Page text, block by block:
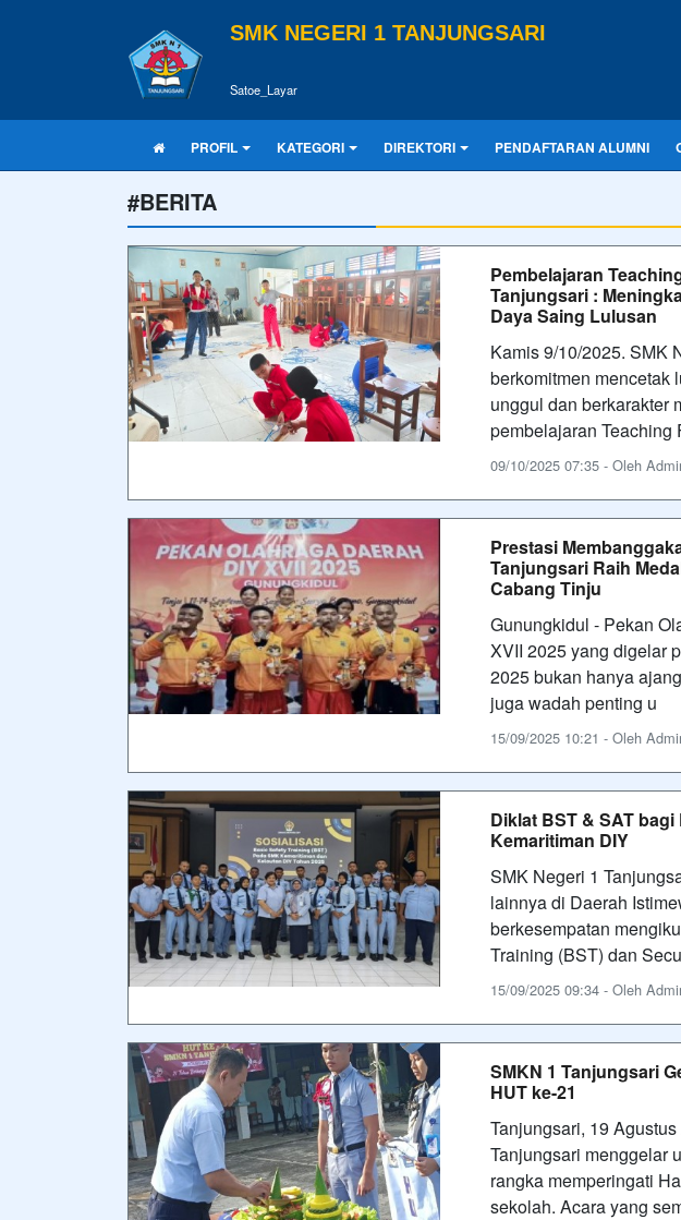
SMK NEGERI 1 TANJUNGSARI
Satoe_Layar
PROFIL KATEGORI DIREKTORI PENDAFTARAN ALUMNI
#BERITA
Pembelajaran
Tanjungsari :
Daya Saing Lulusan
Kamis 9/10/2025. SMK
berkomitmen mencetak
unggul dan berkarakter
pembelajaran Teaching
09/10/2025 07:35 - Oleh
Prestasi
Tanjungsari Raih
Cabang Tinju
Gunungkidul - Pekan
XVII 2025 yang digelar
2025 bukan hanya
juga wadah penting u
15/09/2025 10:21 - Oleh
Diklat BST & SAT
Kemaritiman DIY
SMK Negeri 1
lainnya di Daerah
berkesempatan
Training (BST) dan
15/09/2025 09:34 - Oleh
SMKN 1 Tanjungsari
HUT ke-21
Tanjungsari, 19
Tanjungsari menggelar
rangka memperingati
sekolah. Acara yang